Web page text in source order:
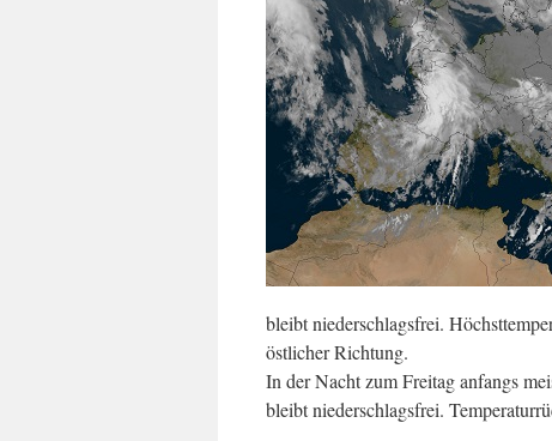
bleibt niederschlagsfrei.
östlicher Richtung.
In der Nacht zum Freitag anfangs
bleibt niederschlagsfrei.